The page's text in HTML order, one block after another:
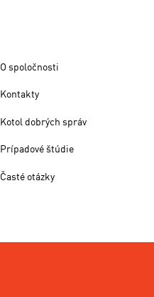
O spoločnosti
Kontakty
Kotol dobrých správ
Prípadové štúdie
Časté otázky